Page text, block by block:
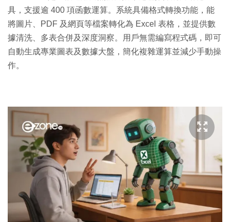
具，支援逾 400 項函數運算。系統具備格式轉換功能，能
將圖片、PDF 及網頁等檔案轉化為 Excel 表格，並提供數
據清洗、多表合併及深度洞察。用戶無需編寫程式碼，即可
自動生成專業圖表及數據大盤，簡化複雜運算並減少手動操
作。